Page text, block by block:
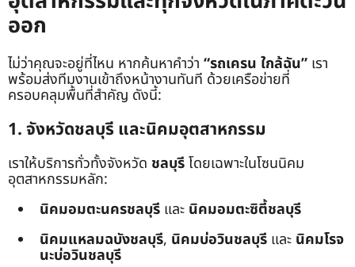
ออก
ไม่ว่าคุณจะอยู่ที่ไหน หากค้นหาคำว่า “รถเครน ใกล้ฉัน” เรา
พร้อมส่งทีมงานเข้าถึงหน้างานทันที ด้วยเครือข่ายที่
ครอบคลุมพื้นที่สำคัญ ดังนี้:
1. จังหวัดชลบุรี และนิคมอุตสาหกรรม
เราให้บริการทั่วทั้งจังหวัด ชลบุรีโดยเฉพาะในโซนนิคม
อุตสาหกรรมหลัก:
นิคมอมตะนครชลบุรี และ นิคมอมตะซิตี้ชลบุรี
นิคมแหลมฉบังชลบุรี, นิคมบ่อวินชลบุรี และ นิคมโรจ
นะบ่อวินชลบุรี